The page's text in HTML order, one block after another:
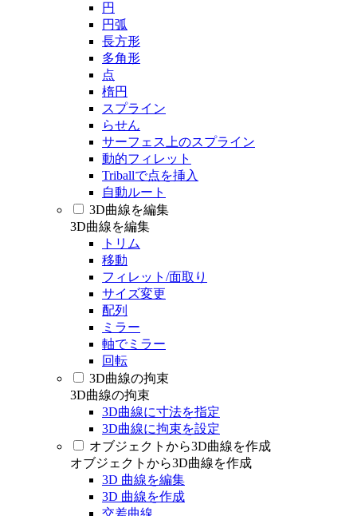
円
円弧
長方形
多角形
点
楕円
スプライン
らせん
サーフェス上のスプライン
動的フィレット
Triballで点を挿入
自動ルート
3D曲線を編集
3D曲線を編集
トリム
移動
フィレット/面取り
サイズ変更
配列
ミラー
軸でミラー
回転
3D曲線の拘束
3D曲線の拘束
3D曲線に寸法を指定
3D曲線に拘束を設定
オブジェクトから3D曲線を作成
オブジェクトから3D曲線を作成
3D 曲線を編集
3D 曲線を作成
交差曲線